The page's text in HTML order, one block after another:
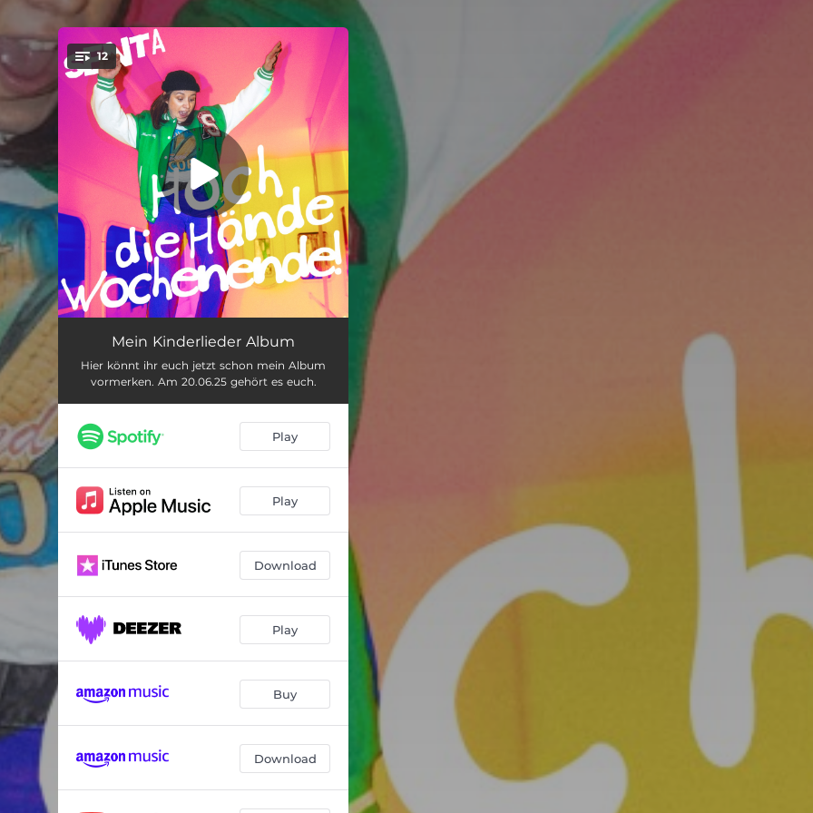
You're all set!
12
Hoch die Hände Wochenende
Ich bin stark 02:28
Jetzt 02:08
Farben sind für alle da 02:04
Wut 02:29
2 Kinderzimmer 02:08
Crush
Jacke bleibt an 02:20
Monster
Mein Kinderlieder Album
Hier könnt ihr euch jetzt schon mein Album
vormerken. Am 20.06.25 gehört es euch.
Play
Play
Download
Play
Buy
Download